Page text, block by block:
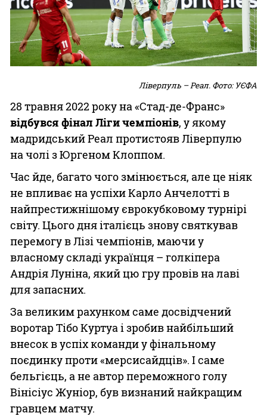
Ліверпуль – Реал. Фото: УЄФА
28 травня 2022 року на «Стад-де-Франс»
відбувся фінал Ліги чемпіонів, у якому
мадридський Реал протистояв Ліверпулю
на чолі з Юргеном Клоппом.
Час йде, багато чого змінюється, але це ніяк
не впливає на успіхи Карло Анчелотті в
найпрестижнішому єврокубковому турнірі
світу. Цього дня італієць знову святкував
перемогу в Лізі чемпіонів, маючи у
власному складі українця – голкіпера
Андрія Луніна, який цю гру провів на лаві
для запасних.
За великим рахунком саме досвідчений
воротар Тібо Куртуа і зробив найбільший
внесок в успіх команди у фінальному
поєдинку проти «мерсисайдців». І саме
бельгієць, а не автор переможного голу
Вінісіус Жуніор, був визнаний найкращим
гравцем матчу.